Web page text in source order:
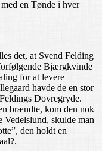
en Tønde i hver
det, at Svend Felding
Bjærgkvinde
for at levere
havde de en stor
Dovregryde.
brændte, kom den nok
Vedelslund, skulde man
den holdt en